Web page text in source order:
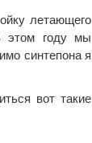
летающего
году мы
синтепона я
вот такие